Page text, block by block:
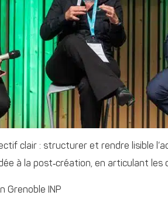
clair : structurer et rendre lisible
à la post‑création, en articulant
Grenoble INP